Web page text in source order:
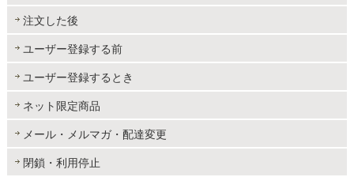
注文した後
ユーザー登録する前
ユーザー登録するとき
ネット限定商品
メール・メルマガ・配達変更
閉鎖・利用停止